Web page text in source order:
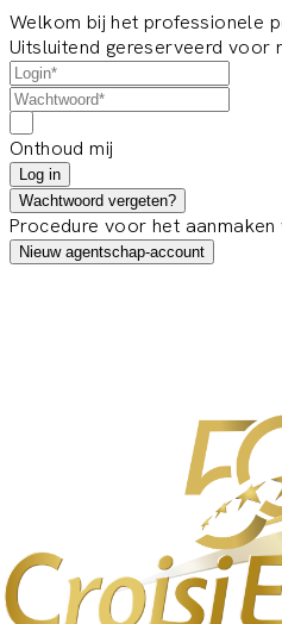
Welkom bij het professionele
Uitsluitend gereserveerd voor
Onthoud mij
Log in
Wachtwoord vergeten?
Procedure voor het aanmaken
Nieuw agentschap-account